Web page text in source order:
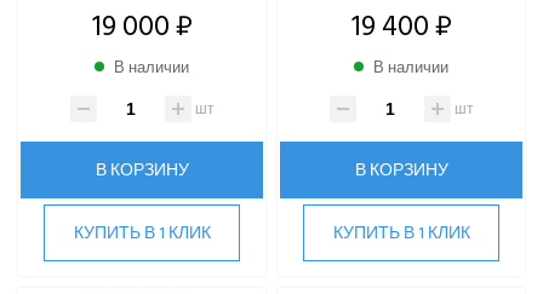
19 000 ₽
В наличии
шт
В КОРЗИНУ
КУПИТЬ В 1 КЛИК
19 400 ₽
В наличии
шт
В КОРЗИНУ
КУПИТЬ В 1 КЛИК